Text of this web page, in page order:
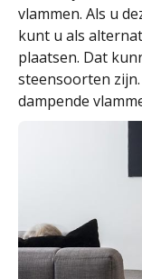
vlammen. Als u
kunt u als
plaatsen. Dat
steensoorten
dampende